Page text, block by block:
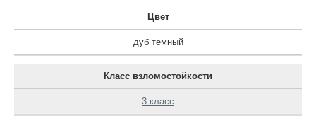
Цвет
дуб темный
Класс взломостойкости
3 класс